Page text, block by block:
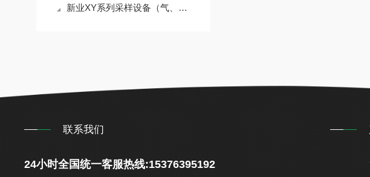
新业XY系列采样设备（气、水、土）
联系我们
24小时全国统一客服热线:15376395192